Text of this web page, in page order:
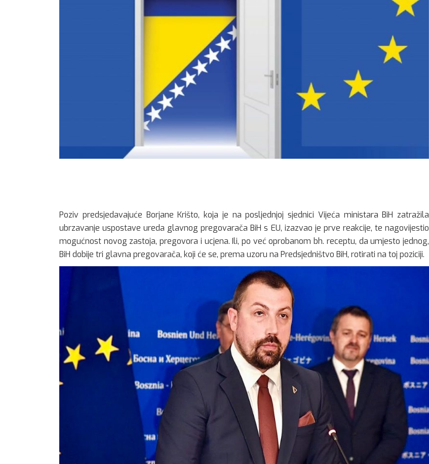
Poziv predsjedavajuće Borjane Krišto, koja je na posljednjoj sjednici Vijeća ministara BiH zatražila
ubrzavanje uspostave ureda glavnog pregovarača BiH s EU, izazvao je prve reakcije, te nagovijestio
mogućnost novog zastoja, pregovora i ucjena. Ili, po već oprobanom bh. receptu, da umjesto jednog,
BiH dobije tri glavna pregovarača, koji će se, prema uzoru na Predsjedništvo BiH, rotirati na toj poziciji.